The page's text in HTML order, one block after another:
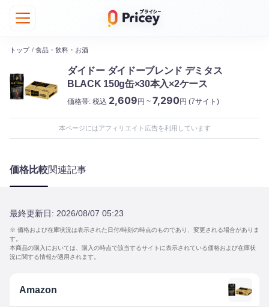
トップ / 食品・飲料・お酒
ダイドー ダイドーブレンド デミタス
BLACK 150g缶×30本入×2ケース
価格帯: 税込 2,609円 ~ 7,290円 (7サイト)
本ページにはアフィリエイト広告を利用しています
価格比較関連記事
最終更新日: 2026/08/07 05:23
※ 価格および在庫状況は表示された日付/時刻の時点のものであり、変更される場合がありま
す。
本商品の購入においては、購入の時点で該当するサイトに表示されている価格および在庫状
況に関する情報が適用されます。
Amazon